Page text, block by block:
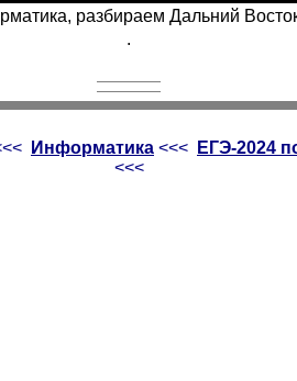
разбираем Дальний
.
Информатика <<<
ЕГЭ-2024
<<<